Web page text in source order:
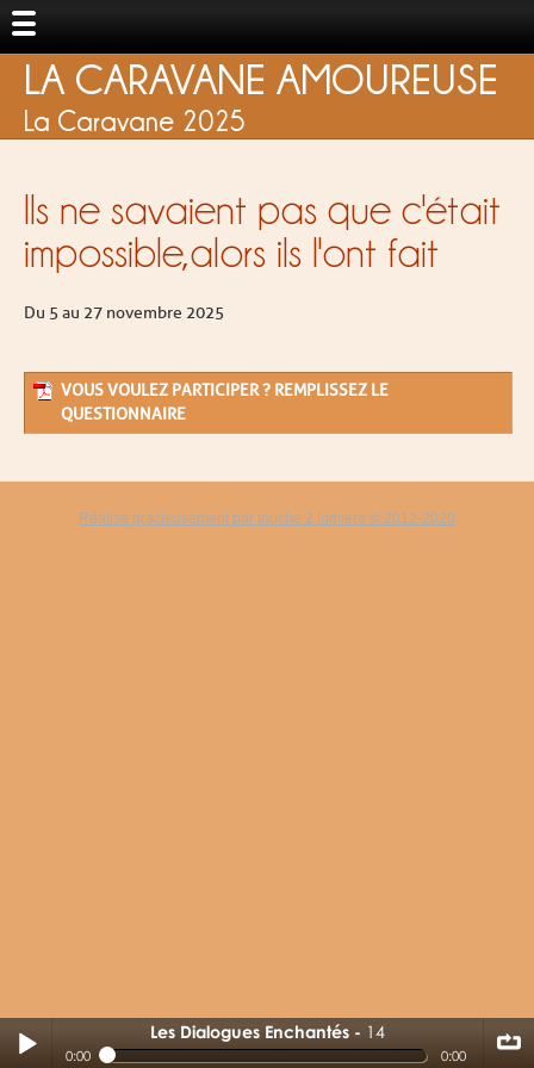
LA CARAVANE AMOUREUSE
La Caravane 2025
Ils ne savaient pas que c'était
impossible,alors ils l'ont fait
Du 5 au 27 novembre 2025
VOUS VOULEZ PARTICIPER ? REMPLISSEZ LE
QUESTIONNAIRE
Les Dialogues Enchantés 14
0:00 0:00
14
Réalisé gracieusement par touche 2 lumiere © 2012-2020